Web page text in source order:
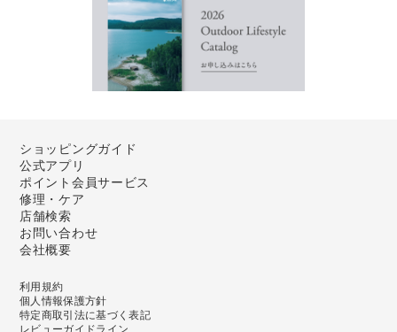
ショッピングガイド
公式アプリ
ポイント会員サービス
修理・ケア
店舗検索
お問い合わせ
会社概要
利用規約
個人情報保護方針
特定商取引法に基づく表記
レビューガイドライン